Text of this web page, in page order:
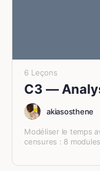
6 Leçons
C3 —
akiasosthene
Modéliser le temps
censures : 8